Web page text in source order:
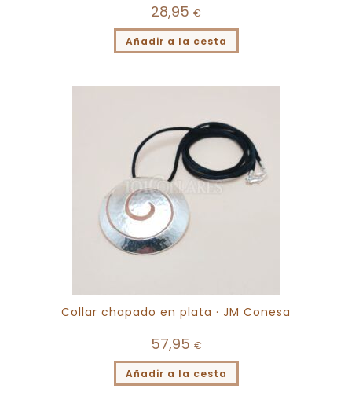
28,95 €
Añadir a la cesta
Collar chapado en plata · JM Conesa
57,95 €
Añadir a la cesta